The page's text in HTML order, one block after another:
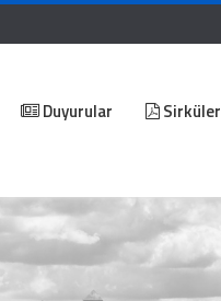
Duyurular Sirküler